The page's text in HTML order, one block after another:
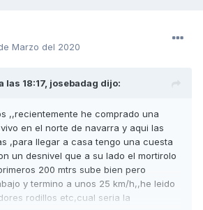
Marzo del 2020
las 18:17, josebadag dijo:
,,recientemente he comprado una
en el norte de navarra y aqui las
,para llegar a casa tengo una cuesta
un desnivel que a su lado el mortirolo
200 mtrs sube bien pero
y termino a unos 25 km/h,,he leido
rodillos etc,cual seria la